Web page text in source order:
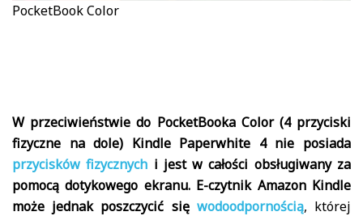
PocketBook Color
W przeciwieństwie do PocketBooka Color (4 przyciski
fizyczne na dole) Kindle Paperwhite 4 nie posiada
przycisków fizycznych i jest w całości obsługiwany za
pomocą dotykowego ekranu. E-czytnik Amazon Kindle
może jednak poszczycić się wodoodpornością, której